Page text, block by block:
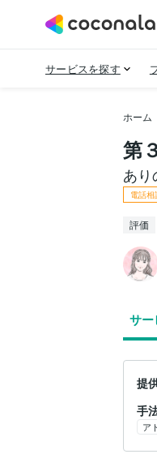
ホーム
第
あ
電話相
評価
サ
提
手
ア